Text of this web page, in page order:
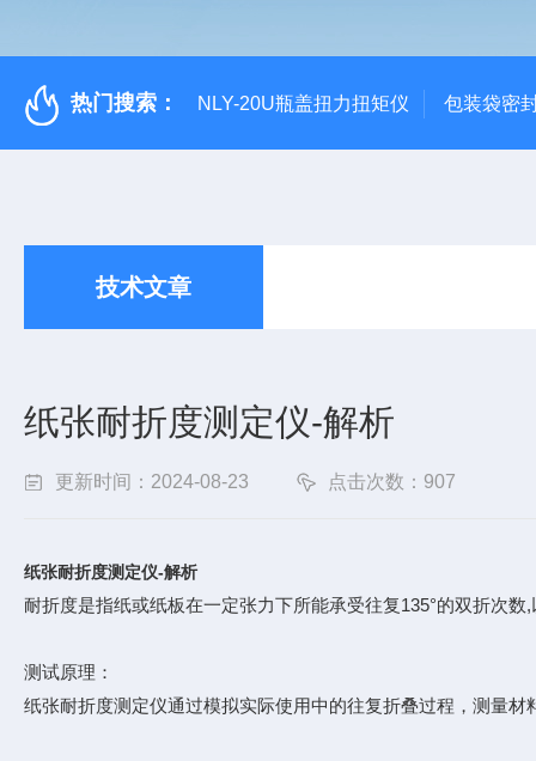
热门搜索： NLY-20U瓶盖扭力扭矩仪 包装袋密
技术文章
纸张耐折度测定仪-解析
更新时间：2024-08-23 点击次数：907
纸张耐折度测定仪-解析
耐折度是指纸或纸板在一定张力下所能承受往复135°的双折次
测试原理：
纸张耐折度测定仪通过模拟实际使用中的往复折叠过程，测量